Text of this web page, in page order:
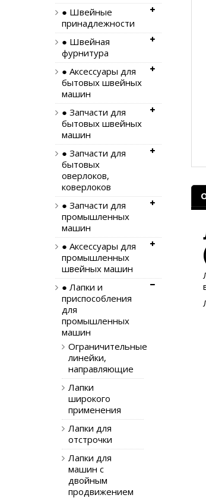
● Швейные
принадлежности
● Швейная
фурнитура
● Аксессуары для
бытовых швейных
машин
● Запчасти для
бытовых швейных
машин
● Запчасти для
бытовых
оверлоков,
коверлоков
● Запчасти для
промышленных
машин
● Аксессуары для
промышленных
швейных машин
● Лапки и
приспособления
для
промышленных
машин
Ограничительные
линейки,
направляющие
Лапки
широкого
применения
Лапки для
отстрочки
Лапки для
машин с
двойным
продвижением